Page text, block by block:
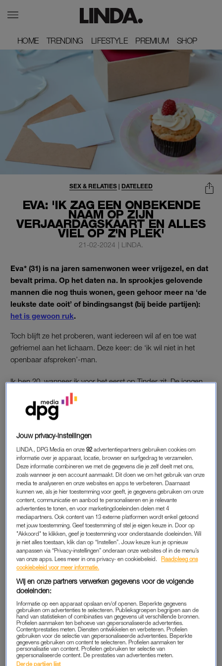
HOME
HOME TRENDING
TRENDING LIFESTYLE
LIFESTYLE PREMIUM
PREMIUM SHOP
SHOP
EVA: 'IK ZAG EEN ONBEKENDE
NAAM OP ZIJN
VERJAARDAGSKAART EN ALLES
VIEL OP Z'N PLEK'
SEX & RELATIES | DATELEED
21-02-2024 | LINDA.
Eva* (31) is na jaren samenwonen weer vrijgezel, en dat
bevalt prima. Op het daten na. In sprookjes gelovende
mannen die nog thuis wonen, geen gehoor meer na ‘de
leukste date ooit’ of bindingsangst (bij beide partijen):
het is gewoon ruk.
Toch blijft ze het proberen, want iedereen wil af en toe wat
gefriemel aan het lichaam. Deze keer: de ‘ik wil niet in het
openbaar afspreken’-man.
Ik ben 20, wanneer ik voor het eerst op Tinder zit. De jongen
met wie ik in gesprek raak lijkt lief, spontaan en is bovendien
erg grappig. Wanneer we afspreken, klikt het ook meteen.
Mijn vorige relatie is nog maar net uit, en ik kan wel een
Maar het verzetje verandert al snel in een verliefdheid, en
wanneer we drie maanden aan het daten zijn, kan ik mijn
leven als twintigjarige zonder hem al niet meer voorstellen.
Eva: 'Ik betaal 60 dollar voor
een Amerikaans medium, maar
durf niet op te nemen als ze
belt'
LEES OOK
We hebben geweldige seks, tot hij op een dag besluit dat dit
niet meer kan. Vanwege de kerk, zegt-ie. Zijn geweten begint
op te spelen. ‘Ik ging te weinig, maar nu ik elke zondag weer
naar de kerk ga, kan ik het niet verantwoorden dat ik hier met
jou in bed lig. Dat ik seks heb, maar niet getrouwd ben.’
Ik begrijp er niet veel van, want is het voor algehele onthouding
al niet een beetje te laat? Als we elkaar op alle plekken in het
Jouw privacy-instellingen
LINDA., DPG Media en onze92 advertentiepartners gebruiken cookies om
informatie over je apparaat, locatie, browser en surfgedrag te verzamelen.
Deze informatie combineren we met de gegevens die je zelf deelt met ons,
zoals wanneer je een account aanmaakt. Dit doen we om het gebruik van onze
media te analyseren en onze websites en apps te verbeteren. Daarnaast
kunnen we, als je hier toestemming voor geeft, je gegevens gebruiken om onze
content, communicatie en aanbod te personaliseren en je relevante
advertenties te tonen, en voor marketingdoeleinden delen met 4
mediapartners. Ook content van 13 externe platformen wordt enkel getoond
met jouw toestemming. Geef toestemming of stel je eigen keuze in. Door op
"Akkoord" te klikken, geef je toestemming voor onderstaande doeleinden. Wil
je niet alles toestaan, klik dan op “Instellen”. Jouw keuze kun je opnieuw
aanpassen via “Privacy-instellingen” onderaan onze websites of in de menu’s
van onze apps. Lees meer in ons privacy- en cookiebeleid.
Raadpleeg ons
cookiebeleid voor meer informatie.
Wij en onze partners verwerken gegevens voor de volgende
doeleinden:
Informatie op een apparaat opslaan en/of openen. Beperkte gegevens
gebruiken om advertenties te selecteren. Publieksgroepen begrijpen aan de
hand van statistieken of combinaties van gegevens uit verschillende bronnen.
Profielen aanmaken ten behoeve van gepersonaliseerde advertenties.
Contentprestaties meten. Diensten ontwikkelen en verbeteren. Profielen
gebruiken voor de selectie van gepersonaliseerde advertenties. Beperkte
gegevens gebruiken om content te selecteren. Profielen aanmaken ter
personalisatie van content. Profielen gebruiken ter selectie van
gepersonaliseerde content. De prestaties van advertenties meten.
Derde partijen lijst